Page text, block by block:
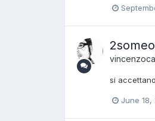
si
June 18,